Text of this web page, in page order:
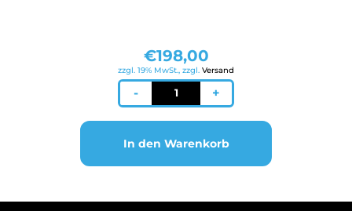
€198,00
zzgl. 19% MwSt., zzgl. Versand
-
Katena
Einweg
Osher
Lupe
(Packung
+
In den Warenkorb